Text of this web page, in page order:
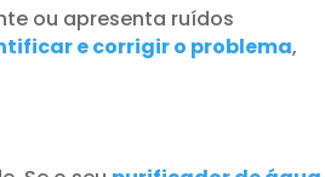
ou apresenta ruídos
e corrigir o problema,